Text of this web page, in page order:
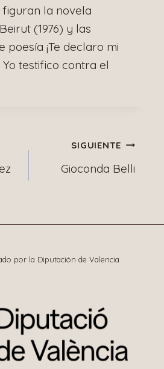
la novela
(1976) y las
poesía ¡Te declaro mi
Yo testifico contra el
SIGUIENTE
Gioconda Belli
por la Diputación de Valencia